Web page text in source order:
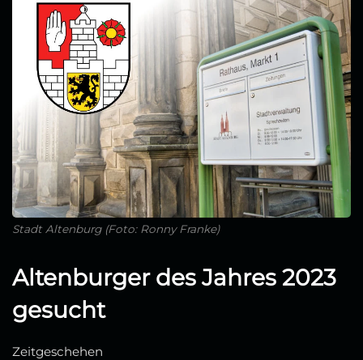
Stadt Altenburg (Foto: Ronny Franke)
Altenburger des Jahres 2023
gesucht
Zeitgeschehen